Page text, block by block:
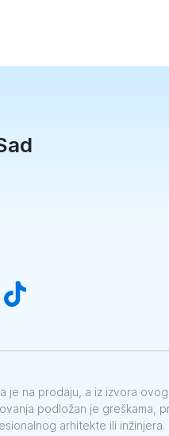
je na prodaju, a iz izvora
podložan je greškama,
arhitekte ili